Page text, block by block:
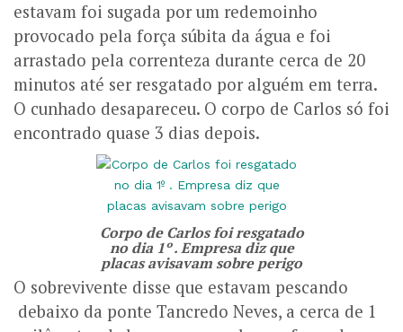
estavam foi sugada por um redemoinho
provocado pela força súbita da água e foi
arrastado pela correnteza durante cerca de 20
minutos até ser resgatado por alguém em terra.
O cunhado desapareceu. O corpo de Carlos só foi
encontrado quase 3 dias depois.
Corpo de Carlos foi resgatado
no dia 1º . Empresa diz que
placas avisavam sobre perigo
O sobrevivente disse que estavam pescando
debaixo da ponte Tancredo Neves, a cerca de 1